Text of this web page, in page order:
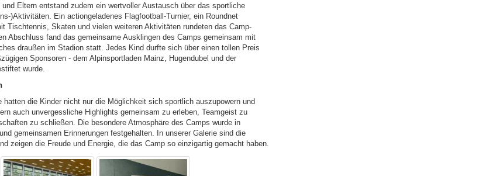
Eltern entstand zudem ein wertvoller Austausch über das sportliche
)Aktivitäten. Ein actiongeladenes Flagfootball-Turnier, ein Roundnet
Tischtennis, Skaten und vielen weiteren Aktivitäten rundeten das Camp-
Abschluss fand das gemeinsame Ausklingen des Camps gemeinsam mit
draußen im Stadion statt. Jedes Kind durfte sich über einen tollen Preis
Sponsoren - dem Alpinsportladen Mainz, Hugendubel und der
wurde.
hatten die Kinder nicht nur die Möglichkeit sich sportlich auszupowern und
auch unvergessliche Highlights gemeinsam zu erleben, Teamgeist zu
zu schließen. Die besondere Atmosphäre des Camps wurde in
gemeinsamen Erinnerungen festgehalten. In unserer Galerie sind die
zeigen die Freude und Energie, die das Camp so einzigartig gemacht haben.